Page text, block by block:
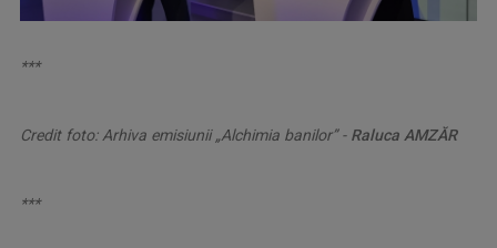
***
Credit foto: Arhiva emisiunii „Alchimia banilor” - Raluca AMZĂR
***